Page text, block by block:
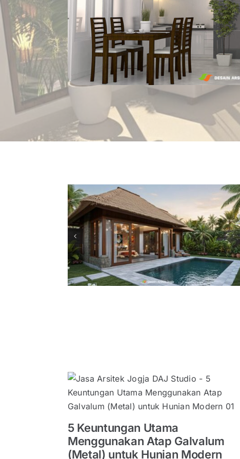
Rumah Tropis Modern
dengan Sentuhan
Vernakular: Simpel,
Fungsional, dan Kontekstual
Eksterior
5 Keuntungan Utama
Menggunakan Atap Galvalum
(Metal) untuk Hunian Modern